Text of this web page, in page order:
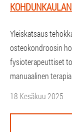
Yleiskatsaus
osteokondroosin
fysioterapeuttiset
manuaalinen
18 Kesäkuu 2025